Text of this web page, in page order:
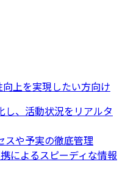
上を実現したい方向け
し、活動状況をリアルタ
スや予実の徹底管理
によるスピーディな情報